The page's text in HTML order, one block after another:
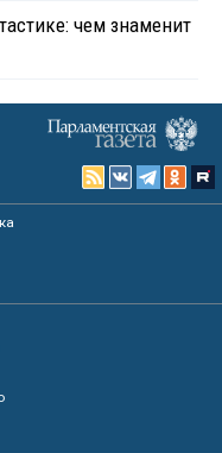
чем знаменит